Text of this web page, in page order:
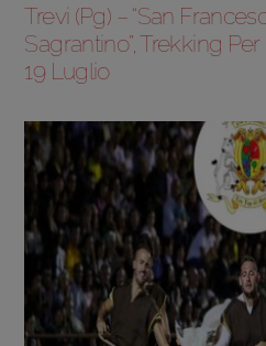
Trevi (Pg) – “San
Sagrantino”, Trekking
19 Luglio